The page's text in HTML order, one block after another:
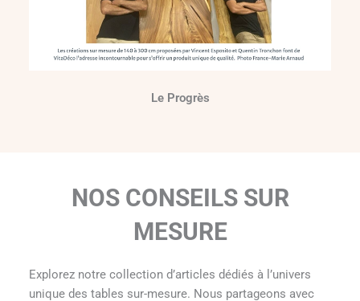
Le Progrès
NOS CONSEILS SUR
MESURE
Explorez notre collection d’articles dédiés à l’univers
unique des tables sur-mesure. Nous partageons avec